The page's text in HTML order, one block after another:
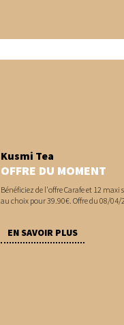
Kusmi Tea
OFFRE DU MOMENT
Bénéficiez de l'offre Carafe et 12 maxi
au choix pour 39.90€. Offre du 08/
EN SAVOIR PLUS